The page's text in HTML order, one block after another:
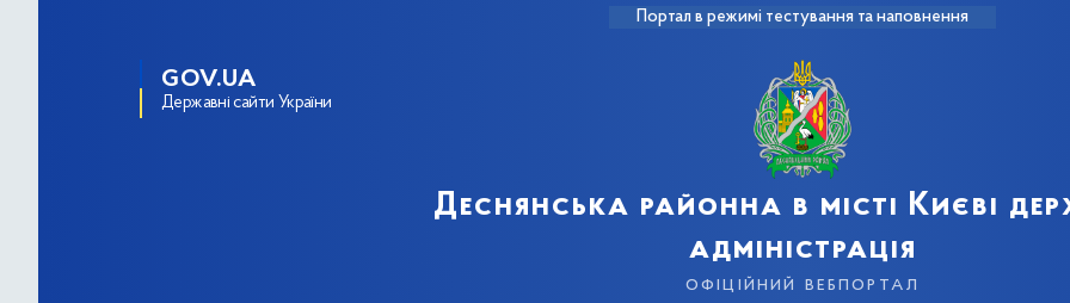
Портал в режимі тестування та наповнення
GOV.UA
Державні сайти України
Деснянська районна в місті Києві
адміністрація
офіційний вебпортал